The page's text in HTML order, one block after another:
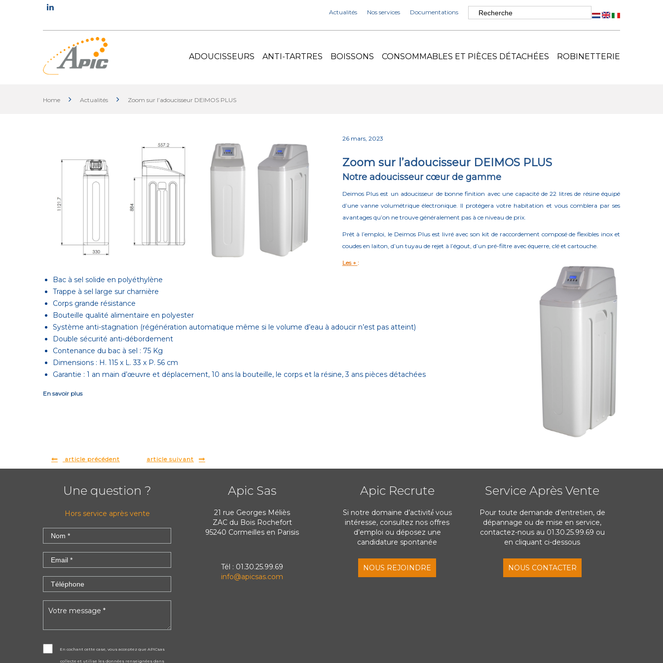
Actualités Nos services Documentations
ADOUCISSEURS ANTI-TARTRES BOISSONS CONSOMMABLES ET PIÈCES DÉTACHÉES ROBINETTERIE
Home Actualités Zoom sur l’adoucisseur DEIMOS PLUS
26 mars, 2023
Zoom sur l’adoucisseur DEIMOS PLUS
Notre adoucisseur cœur de gamme
Deimos Plus est un adoucisseur de bonne finition avec une capacité de 22 litres de résine équipé
d’une vanne volumétrique électronique. Il protégera votre habitation et vous comblera par ses
avantages qu’on ne trouve généralement pas à ce niveau de prix.
Prêt à l’emploi, le Deimos Plus est livré avec son kit de raccordement composé de flexibles inox et
coudes en laiton, d’un tuyau de rejet à l’égout, d’un pré-filtre avec équerre, clé et cartouche.
Les + :
Bac à sel solide en polyéthylène
Trappe à sel large sur charnière
Corps grande résistance
Bouteille qualité alimentaire en polyester
Système anti-stagnation (régénération automatique même si le volume d’eau à adoucir n’est pas atteint)
Double sécurité anti-débordement
Contenance du bac à sel : 75 Kg
Dimensions : H. 115 x L. 33 x P. 56 cm
Garantie : 1 an main d’œuvre et déplacement, 10 ans la bouteille, le corps et la résine, 3 ans pièces détachées
En savoir plus
article précédent article suivant
Une question ?
Hors service après vente
En cochant cette case, vous acceptez que APICsas
collecte et utilise les données renseignées dans
Apic Sas
21 rue Georges Méliès
ZAC du Bois Rochefort
95240 Cormeilles en Parisis
Tél : 01.30.25.99.69
info@apicsas.com
Apic Recrute
Si notre domaine d’activité́ vous
intéresse, consultez nos offres
d’emploi ou déposez une
candidature spontanée
NOUS REJOINDRE
Service Après Vente
Pour toute demande d’entretien, de
dépannage ou de mise en service,
contactez-nous au 01.30.25.99.69 ou
en cliquant ci-dessous
NOUS CONTACTER